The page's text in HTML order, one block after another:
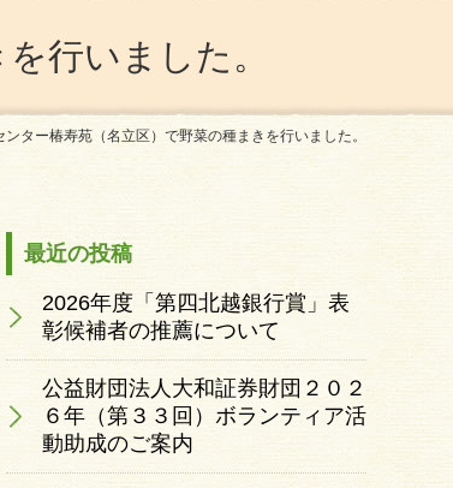
行いました。
ター椿寿苑（名立区）で野菜の種まきを行いました。
最近の投稿
2026年度「第四北越銀行賞」表
彰候補者の推薦について
公益財団法人大和証券財団２０２
６年（第３３回）ボランティア活
動助成のご案内